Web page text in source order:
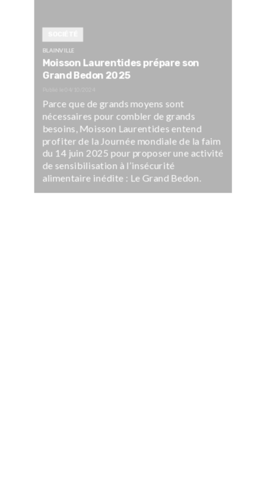
BLAINVILLE
Moisson Laurentides prépare son
Grand Bedon 2025
Parce que de grands moyens sont
nécessaires pour combler de grands
besoins, Moisson Laurentides entend
profiter de la Journée mondiale de la faim
du 14 juin 2025 pour proposer une activité
de sensibilisation à l’insécurité
alimentaire inédite : Le Grand Bedon.